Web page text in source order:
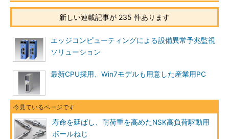
新しい連載記事が 235 件あります
エッジコンピューティングによる設備異常予兆監視
ソリューション
最新CPU採用、Win7モデルも用意した産業用PC
寿命を延ばし、耐荷重を高めたNSK高負荷駆動用
ボールねじ